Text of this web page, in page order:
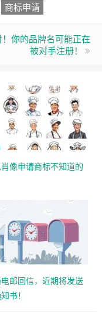
商标申请
你的品牌名可能正在
被对手注册！
像申请商标不知道的
邮回信，近期将发送
书！